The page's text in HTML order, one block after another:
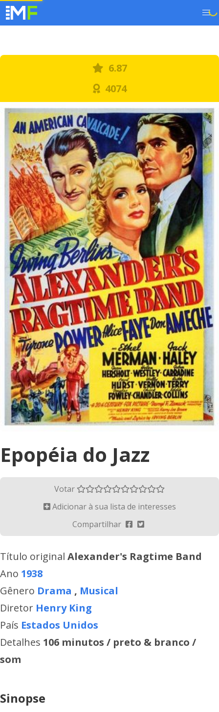
6.87
4074
Epopéia do Jazz
Votar
Adicionar à sua lista de interesses
Compartilhar
Título original Alexander's Ragtime Band
Ano 1938
Gênero Drama , Musical
Diretor Henry King
País Estados Unidos
Detalhes 106 minutos / preto & branco /
som
Sinopse